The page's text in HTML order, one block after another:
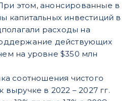
этом, анонсированные в
капитальных инвестиций в
расходы на
действующих
на уровне $350 млн
соотношения чистого
в 2022 – 2027 гг.